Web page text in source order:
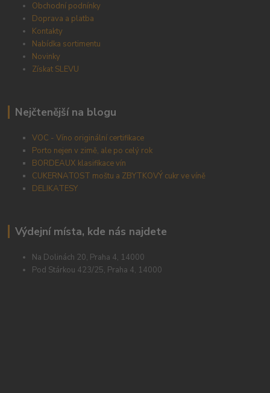
Obchodní podnínky
Doprava a platba
Kontakty
Nabídka sortimentu
Novinky
Získat SLEVU
Nejčtenější na blogu
VOC - Víno originální certifikace
Porto nejen v zimě, ale po celý rok
BORDEAUX klasifikace vín
CUKERNATOST moštu a ZBYTKOVÝ cukr ve víně
DELIKATESY
Výdejní místa, kde nás najdete
Na Dolinách 20, Praha 4, 14000
Pod Stárkou 423/25, Praha 4, 14000